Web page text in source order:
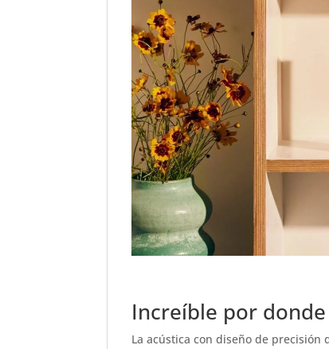
Increíble por
La acústica con diseño de